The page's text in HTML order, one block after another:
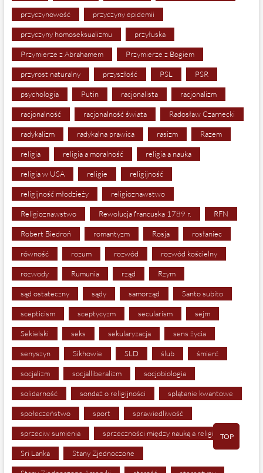
przyczynowość przyczyny epidemii
przyczyny homoseksualizmu przyłuska
Przymierze z Abrahamem Przymierze z Bogiem
przyrost naturalny przyszłość PSL PSR
psychologia Putin racjonalista racjonalizm
racjonalność racjonalność świata Radosław Czarnecki
radykalizm radykalna prawica rasizm Razem
religia religia a moralność religia a nauka
religia w USA religie religijność
religijność młodzieży religioznawstwo
Religioznawstwo Rewolucja francuska 1789 r. RFN
Robert Biedroń romantyzm Rosja rosłaniec
równość rozum rozwód rozwód kościelny
rozwody Rumunia rząd Rzym
sąd ostateczny sądy samorząd Santo subito
scepticism sceptycyzm secularism sejm
Sekielski seks sekularyzacja sens życia
senyszyn Sikhowie SLD ślub śmierć
socjalizm socjalliberalizm socjobiologia
solidarność sondaż o religijności splątanie kwantowe
społeczeństwo sport sprawiedliwość
sprzeciw sumienia sprzeczności między nauką a religią
Sri Lanka Stany Zjednoczone
TOP